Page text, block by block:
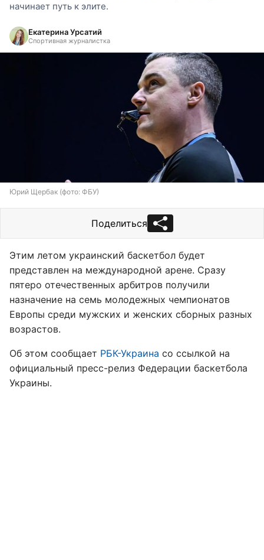
начинает путь к элите.
Екатерина Урсатий
Спортивная журналистка
Юрий Щербак (фото: ФБУ)
Поделиться
Этим летом украинский баскетбол будет
представлен на международной арене. Сразу
пятеро отечественных арбитров получили
назначение на семь молодежных чемпионатов
Европы среди мужских и женских сборных разных
возрастов.
Об этом сообщает РБК-Украина со ссылкой на
официальный пресс-релиз Федерации баскетбола
Украины.